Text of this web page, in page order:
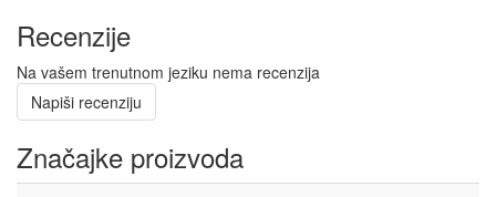
Recenzije
Na vašem trenutnom jeziku nema recenzija
Napiši recenziju
Značajke proizvoda